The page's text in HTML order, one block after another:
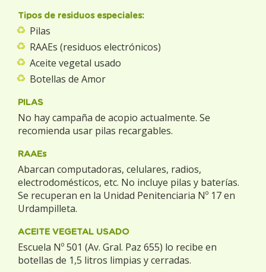
Tipos de residuos especiales:
Pilas
RAAEs (residuos electrónicos)
Aceite vegetal usado
Botellas de Amor
PILAS
No hay campaña de acopio actualmente. Se
recomienda usar pilas recargables.
RAAEs
Abarcan computadoras, celulares, radios,
electrodomésticos, etc. No incluye pilas y baterías.
Se recuperan en la Unidad Penitenciaria Nº 17 en
Urdampilleta.
ACEITE VEGETAL USADO
Escuela Nº 501 (Av. Gral. Paz 655) lo recibe en
botellas de 1,5 litros limpias y cerradas.